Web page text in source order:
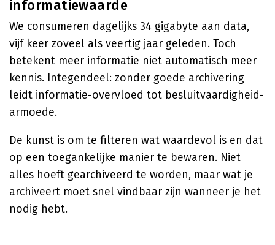
informatiewaarde
We consumeren dagelijks 34 gigabyte aan data,
vijf keer zoveel als veertig jaar geleden. Toch
betekent meer informatie niet automatisch meer
kennis. Integendeel: zonder goede archivering
leidt informatie-overvloed tot besluitvaardigheid-
armoede.
De kunst is om te filteren wat waardevol is en dat
op een toegankelijke manier te bewaren. Niet
alles hoeft gearchiveerd te worden, maar wat je
archiveert moet snel vindbaar zijn wanneer je het
nodig hebt.